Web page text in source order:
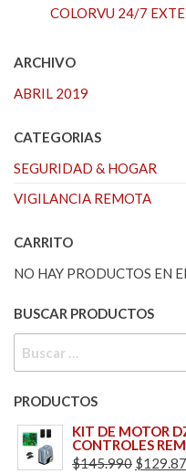
COLORVU 24/7
ARCHIVO
ABRIL 2019
CATEGORIAS
SEGURIDAD & HOGAR
VIGILANCIA REMOTA
CARRITO
NO HAY PRODUCTOS EN
BUSCAR PRODUCTOS
PRODUCTOS
KIT DE MOTOR
CONTROLES
$145.990 EL
$